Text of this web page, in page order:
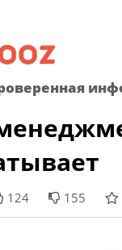
124 155